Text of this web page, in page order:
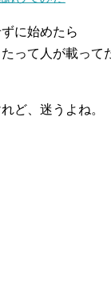
に始めたら
って人が載って
ど、迷うよね。